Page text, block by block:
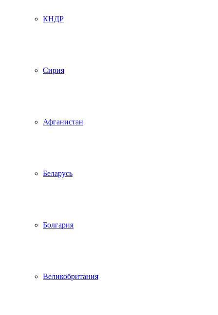
КНДР
Сирия
Афганистан
Беларусь
Болгария
Великобритания